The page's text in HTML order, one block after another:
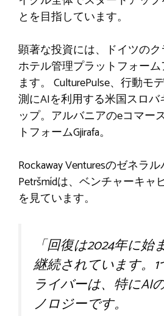
とを目指しています。
顕著な投資には、ドイツの
ホテル管理プラットフォー
ます。 CulturePulse、行動モ
測にAIを利用する米国スロ
ップ。アルバニアのeコマー
トフォームGjirafa。
Rockaway Venturesのゼネラ
Petršmídは、ベンチャーキャ
を見ています。
「回復は2024年に
継続されています。
ライバーは、特にAI
ノロジーです。